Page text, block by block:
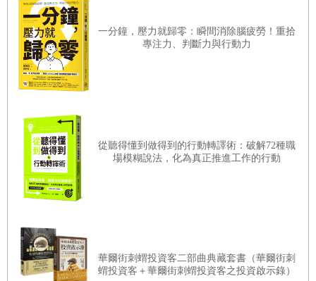
15.投資組合管理
巴菲特的持股理念／賣股的主要考量／搭配相對強弱／徹夜難
眠就停損／個人持股計畫／記錄過去投資明細
16.多空市場
17.科技股
網際網路／五種科技股／因材評價／判斷毛利的關鍵指標／必
要功課
18.景氣循環股
選股方針／其他財務數據／消息面的影響／董事買股是利多
19.投資的自我提升之道
不只一位董事賣股的情形，就足以讓我打消念頭。相反地，若好幾位董
事買入自家股票，後市就十分讓人看好。執行長跟財務長買入自家股
票，尤其值得關注。公司的內情此二人當然一清二楚，既然如此，他們
還願意把錢壓在吃飯的勾當，我向來樂觀其成。總結一下，腦袋對理想
的成長股要件若要有紮實的看法，我自己覺得好用的特徵有：
強勁的成長數據
樂觀的前景和預測數字
本益比相對低於預測成長率
適度而非過度槓桿
上一年度相對強弱為正
董事買股
一分鐘，壓力就歸零：瞬間消除腦疲勞！重拾
專注力、判斷力與行動力
從聽得懂到做得到的行動轉譯術：破解72種職
場模糊說法，化為真正推進工作的行動
華爾街刺蝟投資客二部曲典藏套書（華爾街刺
蝟投資客＋華爾街刺蝟投資客之投資啟示錄）